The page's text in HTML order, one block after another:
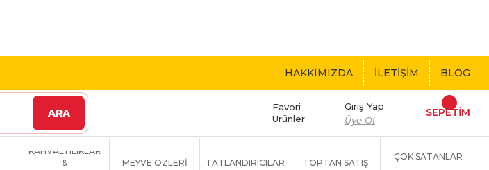
HAKKIMIZDA İLETİŞİM BLOG
ARA
Favori
Ürünler
Giriş Yap
Üye Ol
SEPETİM
KAHVALTILIKLAR
&
MEYVE ÖZLERİ TATLANDIRICILAR TOPTAN SATIŞ
ÇOK SATANLAR